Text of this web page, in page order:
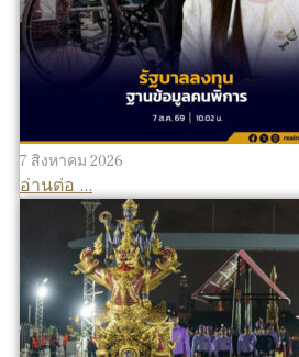
7 สิงหาคม 2026
อ่านต่อ ...